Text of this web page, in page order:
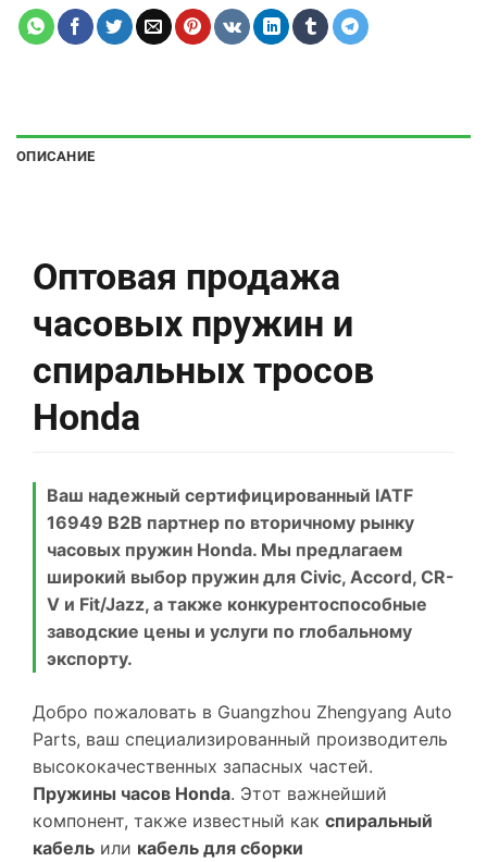
ОПИСАНИЕ
Оптовая продажа
часовых пружин и
спиральных тросов
Honda
Ваш надежный сертифицированный IATF
16949 B2B партнер по вторичному рынку
часовых пружин Honda. Мы предлагаем
широкий выбор пружин для Civic, Accord, CR-
V и Fit/Jazz, а также конкурентоспособные
заводские цены и услуги по глобальному
экспорту.
Добро пожаловать в Guangzhou Zhengyang Auto
Parts, ваш специализированный производитель
высококачественных запасных частей.
Пружины часов Honda. Этот важнейший
компонент, также известный как спиральный
кабель или кабель для сборки